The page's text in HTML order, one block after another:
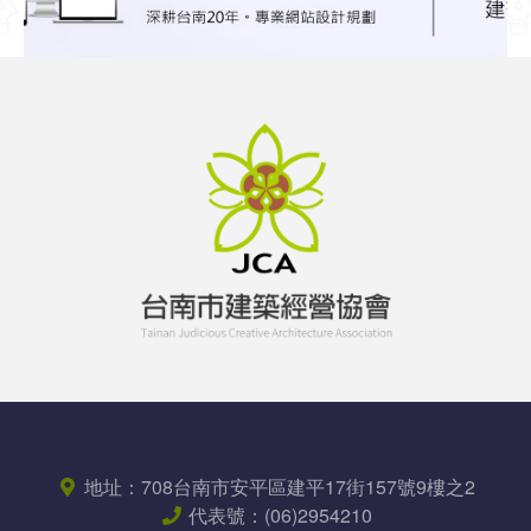
地址： 708台南市安平區建平17街157號9樓之2
代表號： (06)2954210